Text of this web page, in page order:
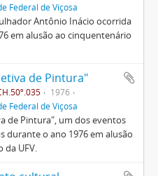
Federal de Viçosa
Antônio Inácio ocorrida
em alusão ao cinquentenário
de Pintura"
1976
Federal de Viçosa
de Pintura", um dos eventos
durante o ano 1976 em alusão
UFV.